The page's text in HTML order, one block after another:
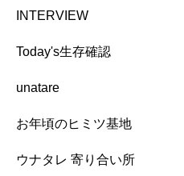
INTERVIEW
Today's生存確認
unatare
お年頃のヒミツ基地
ウナタレ 寄り合い所